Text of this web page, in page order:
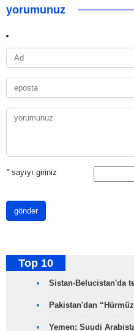
yorumunuz
*sayıyı giriniz
gönder
Top 10
Sistan-Belucistan'da
Pakistan'dan “Hürmüz
Yemen: Suudi